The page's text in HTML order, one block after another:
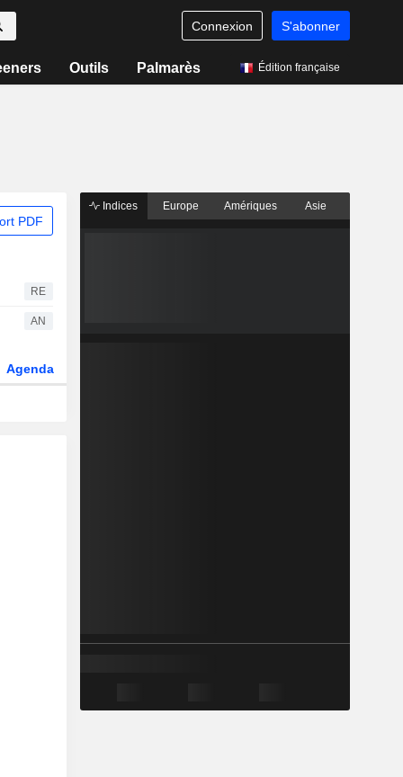
Connexion S'abonner
Outils Palmarès Édition française
PDF
RE
AN
Agenda
Indices Europe Amériques Asie